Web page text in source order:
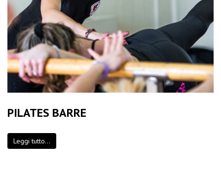
PILATES BARRE
Leggi tutto...